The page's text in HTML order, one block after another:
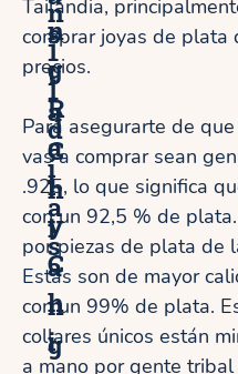
s
t
a
C
h
i
a
n
g
n
1
1
d
í
a
s
n
g
R
a
i
y
C
h
i
Tailandia,
comprar joyas de plata
precios.
Para asegurarte de
vas a comprar sean
.925, lo que significa
con un 92,5 % de
por piezas de plata de
Estas son de mayor
con un 99% de plata.
collares únicos están
a mano por gente